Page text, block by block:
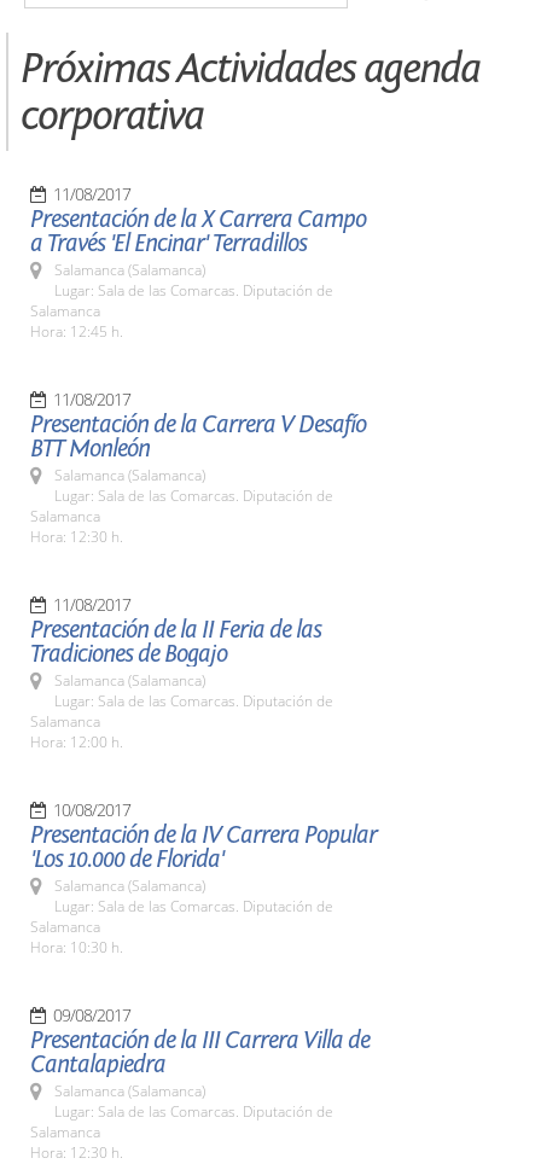
Próximas Actividades agenda
corporativa
11/08/2017
Presentación de la X Carrera Campo
a Través 'El Encinar' Terradillos
Salamanca (Salamanca)
Lugar: Sala de las Comarcas. Diputación de
Salamanca
Hora: 12:45 h.
11/08/2017
Presentación de la Carrera V Desafío
BTT Monleón
Salamanca (Salamanca)
Lugar: Sala de las Comarcas. Diputación de
Salamanca
Hora: 12:30 h.
11/08/2017
Presentación de la II Feria de las
Tradiciones de Bogajo
Salamanca (Salamanca)
Lugar: Sala de las Comarcas. Diputación de
Salamanca
Hora: 12:00 h.
10/08/2017
Presentación de la IV Carrera Popular
'Los 10.000 de Florida'
Salamanca (Salamanca)
Lugar: Sala de las Comarcas. Diputación de
Salamanca
Hora: 10:30 h.
09/08/2017
Presentación de la III Carrera Villa de
Cantalapiedra
Salamanca (Salamanca)
Lugar: Sala de las Comarcas. Diputación de
Salamanca
Hora: 12:30 h.